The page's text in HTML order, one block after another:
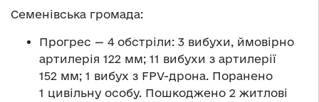
Семенівська громада:
Прогрес — 4 обстріли: 3 вибухи, ймовірно
артилерія 122 мм; 11 вибухи з артилерії
152 мм; 1 вибух з FPV-дрона. Поранено
1 цивільну особу. Пошкоджено 2 житлові